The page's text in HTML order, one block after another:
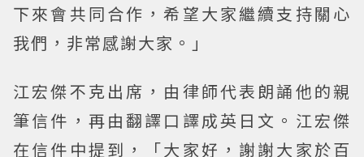
下來會共同合作，希望大家繼續支持關心
我們，非常感謝大家。」
江宏傑不克出席，由律師代表朗誦他的親
筆信件，再由翻譯口譯成英日文。江宏傑
在信件中提到，「大家好，謝謝大家於百